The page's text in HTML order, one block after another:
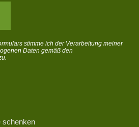
stimme ich der Verarbeitung meiner
Daten gemäß den
schenken